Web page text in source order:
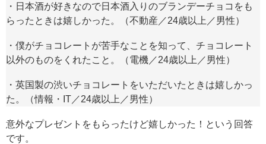
・日本酒が好きなので日本酒入りのブランデーチョコをも
らったときは嬉しかった。（不動産／24歳以上／男性）
・僕がチョコレートが苦手なことを知って、チョコレート
以外のものをくれたこと。（電機／24歳以上／男性）
・英国製の渋いチョコレートをいただいたときは嬉しかっ
た。（情報・IT／24歳以上／男性）
意外なプレゼントをもらったけど嬉しかった！という回答
です。